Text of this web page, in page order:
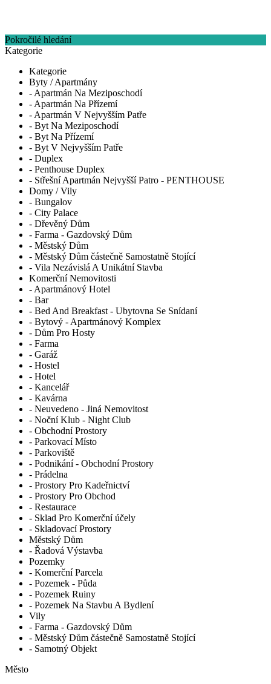
Pokročilé hledání
Kategorie
Kategorie
Byty / Apartmány
- Apartmán Na Meziposchodí
- Apartmán Na Přízemí
- Apartmán V Nejvyšším Patře
- Byt Na Meziposchodí
- Byt Na Přízemí
- Byt V Nejvyšším Patře
- Duplex
- Penthouse Duplex
- Střešní Apartmán Nejvyšší Patro - PENTHOUSE
Domy / Vily
- Bungalov
- City Palace
- Dřevěný Dům
- Farma - Gazdovský Dům
- Městský Dům
- Městský Dům částečně Samostatně Stojící
- Vila Nezávislá A Unikátní Stavba
Komerční Nemovitosti
- Apartmánový Hotel
- Bar
- Bed And Breakfast - Ubytovna Se Snídaní
- Bytový - Apartmánový Komplex
- Dům Pro Hosty
- Farma
- Garáž
- Hostel
- Hotel
- Kancelář
- Kavárna
- Neuvedeno - Jiná Nemovitost
- Noční Klub - Night Club
- Obchodní Prostory
- Parkovací Místo
- Parkoviště
- Podnikání - Obchodní Prostory
- Prádelna
- Prostory Pro Kadeřnictví
- Prostory Pro Obchod
- Restaurace
- Sklad Pro Komerční účely
- Skladovací Prostory
Městský Dům
- Řadová Výstavba
Pozemky
- Komerční Parcela
- Pozemek - Půda
- Pozemek Ruiny
- Pozemek Na Stavbu A Bydlení
Vily
- Farma - Gazdovský Dům
- Městský Dům částečně Samostatně Stojící
- Samotný Objekt
Město